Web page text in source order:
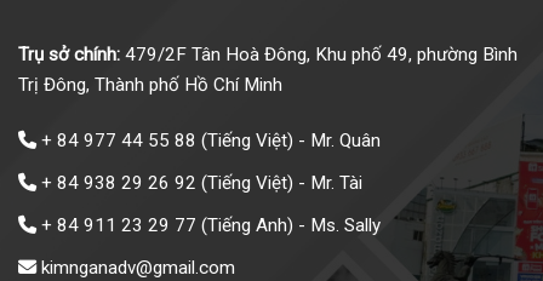
Trụ sở chính: 479/2F Tân Hoà Đông, Khu phố 49, phường Bình
Trị Đông, Thành phố Hồ Chí Minh
+ 84 977 44 55 88 (Tiếng Việt) - Mr. Quân
+ 84 938 29 26 92 (Tiếng Việt) - Mr. Tài
+ 84 911 23 29 77 (Tiếng Anh) - Ms. Sally
kimnganadv@gmail.com